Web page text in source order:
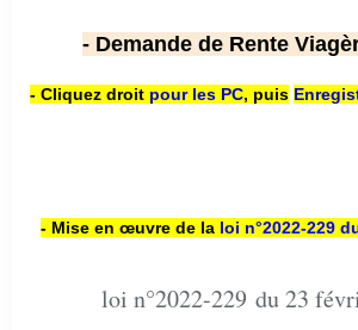
- Demande de Rente
- Cliquez droit pour les PC, puis
- Mise en œuvre de la loi n°2022-229
loi n°2022-229 du 23